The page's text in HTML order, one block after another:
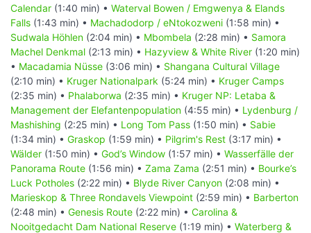
Calendar (1:40 min) • Waterval Bowen / Emgwenya & Elands
Falls (1:43 min) • Machadodorp / eNtokozweni (1:58 min) •
Sudwala Höhlen (2:04 min) • Mbombela (2:28 min) • Samora
Machel Denkmal (2:13 min) • Hazyview & White River (1:20 min)
• Macadamia Nüsse (3:06 min) • Shangana Cultural Village
(2:10 min) • Kruger Nationalpark (5:24 min) • Kruger Camps
(2:35 min) • Phalaborwa (2:35 min) • Kruger NP: Letaba &
Management der Elefantenpopulation (4:55 min) • Lydenburg /
Mashishing (2:25 min) • Long Tom Pass (1:50 min) • Sabie
(1:34 min) • Graskop (1:59 min) • Pilgrim's Rest (3:17 min) •
Wälder (1:50 min) • God’s Window (1:57 min) • Wasserfälle der
Panorama Route (1:56 min) • Zama Zama (2:51 min) • Bourke’s
Luck Potholes (2:22 min) • Blyde River Canyon (2:08 min) •
Marieskop & Three Rondavels Viewpoint (2:59 min) • Barberton
(2:48 min) • Genesis Route (2:22 min) • Carolina &
Nooitgedacht Dam National Reserve (1:19 min) • Waterberg &